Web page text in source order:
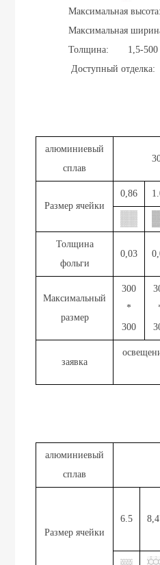
Максимальная
Максимальная
Толщина: 1,5-
Доступный
алюминиевый
сплав
Размер ячейки
0,86
Толщина
фольги
0,03
Максимальный
размер
300
*
300
заявка
алюминиевый
сплав
Размер ячейки
6.5